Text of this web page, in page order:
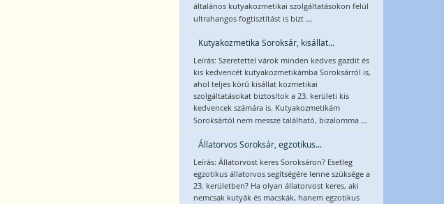
általános kutyakozmetikai szolgáltatásokon felül
ultrahangos fogtisztítást is bizt ...
Kutyakozmetika Soroksár, kisállat...
Leírás: Szeretettel várok minden kedves gazdit és
kis kedvencét kutyakozmetikámba Soroksárról is,
ahol teljes körű kisállat kozmetikai
szolgáltatásokat biztosítok a 23. kerületi kis
kedvencek számára is. Kutyakozmetikám
Soroksártól nem messze található, bizalomma ...
Állatorvos Soroksár, egzotikus...
Leírás: Állatorvost keres Soroksáron? Esetleg
egzotikus állatorvos segítségére lenne szüksége a
23. kerületben? Ha olyan állatorvost keres, aki
nemcsak kutyák és macskák, hanem egzotikus